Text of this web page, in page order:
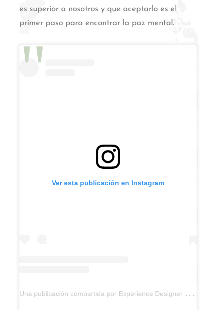
es superior a nosotros y que aceptarlo es el
primer paso para encontrar la paz mental.
Ver esta publicación en Instagram
U
na publicación compartida por Experience Designer by Ari (@experience.designer)